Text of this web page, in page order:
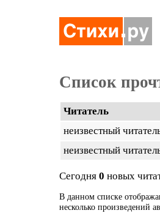
Список
Читатель
неизвестный
неизвестный
Сегодня 0 новых
В данном списке
несколько произведений